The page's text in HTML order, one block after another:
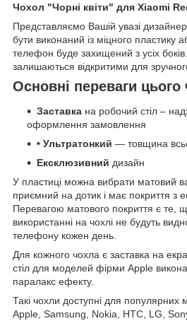
Чохол "Чорні квіти" для Xiaomi
Представляємо Вашій увазі
бути виконаний із міцного пластику
телефон буде захищений з усіх
залишаються відкритими для
Основні переваги цього
Заставка на робочий стіл –
оформлення замовлення
• Ультратонкий — товщина
Ексклюзивний дизайн
У пластиці можна вибрати матовий
приємний на дотик і має покриття з
Перевагою матового покриття є те,
використанні на чохлі не будуть
телефону кожен день.
Для кожного чохла є заставка на
стіл для моделей фірми Apple
паралакс ефекту.
Такі чохли доступні для популярних
Apple, Samsung, Nokia, HTC, LG,